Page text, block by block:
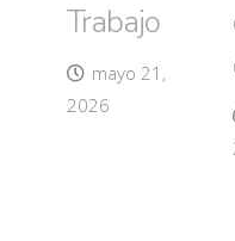
Trabajo
mayo 21,
2026